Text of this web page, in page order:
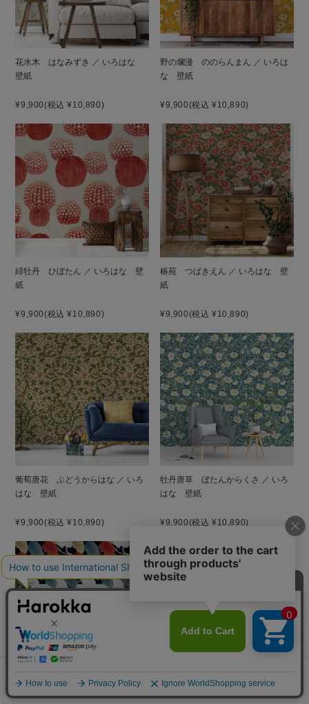
花水木 はなみずき ／ いろはな
壁紙
¥9,900(税込 ¥10,890)
野の爛漫 ののらんまん ／ いろは
な 壁紙
¥9,900(税込 ¥10,890)
緋牡丹 ひぼたん ／ いろはな 壁
紙
¥9,900(税込 ¥10,890)
椿苑 つばきえん ／ いろはな 壁
紙
¥9,900(税込 ¥10,890)
葡萄唐花 ぶどうからはな ／ いろ
はな 壁紙
¥9,900(税込 ¥10,890)
牡丹唐草 ぼたんからくさ ／ いろ
はな 壁紙
¥9,900(税込 ¥10,890)
深更 しんこう ／ いろはな 壁紙